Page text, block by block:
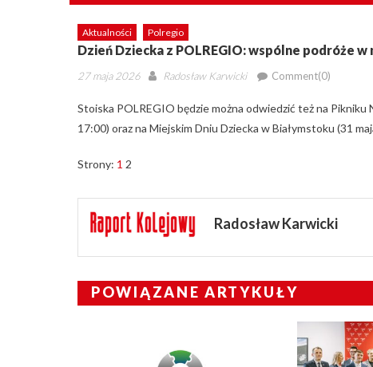
Aktualności Polregio
Dzień Dziecka z POLREGIO: wspólne podróże
Posted
27 maja 2026 Author
Radosław Karwicki Comment(0)
Stoiska POLREGIO będzie można odwiedzić też na
17:00) oraz na Miejskim Dniu Dziecka w Białymstoku (31
Strony: 1 2
Radosław Karwicki
POWIĄZANE ARTYKUŁY